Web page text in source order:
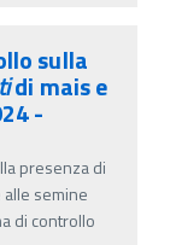
sulla
di mais e
-
presenza di
semine
di controllo